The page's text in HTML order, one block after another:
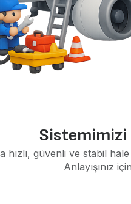
Sistemimizi
hızlı, güvenli ve stabil
Anlayışınız